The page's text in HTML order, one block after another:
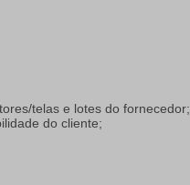
telas e lotes do fornecedor;
do cliente;